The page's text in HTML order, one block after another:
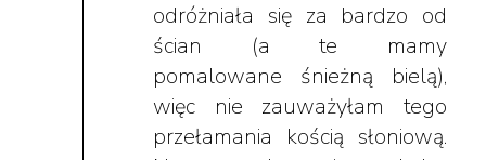
odróżniała się za bardzo od
ścian (a te mamy
pomalowane śnieżną bielą),
więc nie zauważyłam tego
przełamania kością słoniową.